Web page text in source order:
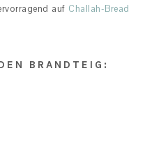
auf Challah-Bread
BRANDTEIG: